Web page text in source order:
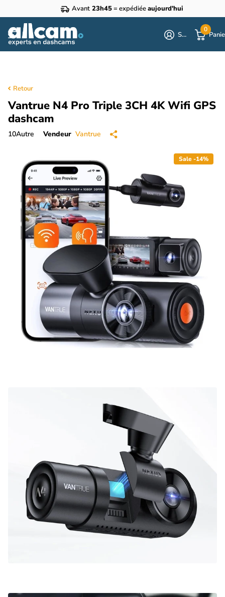
Avant 23h45= expédiéeaujourd'hui
S'identifier
0
Retour
Vantrue N4 Pro Triple 3CH 4K Wifi GPS
dashcam
10Autre Vendeur Vantrue
Sale -14%